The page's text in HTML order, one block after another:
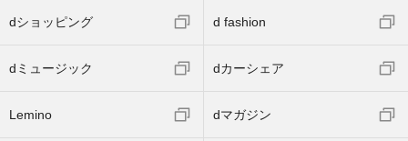
dショッピング d fashion
dミュージック dカーシェア
Lemino dマガジン